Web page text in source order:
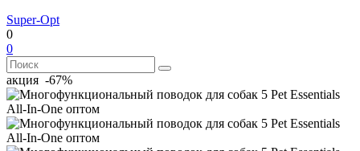
Super-Opt
0
0
акция -67%